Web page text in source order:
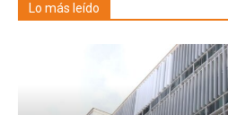
Lo más leído